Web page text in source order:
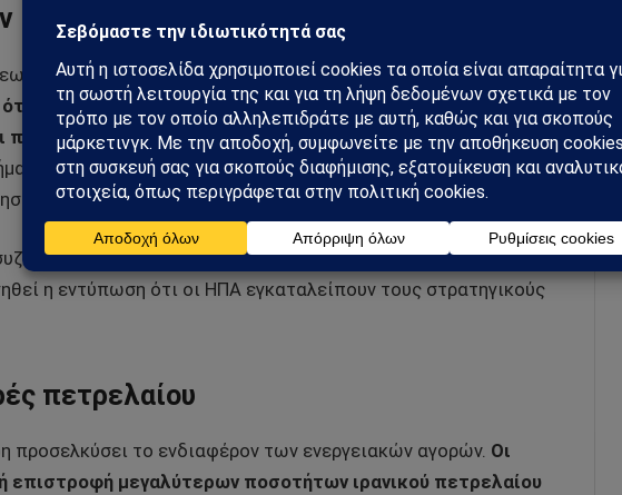
αποτελεί η άρση ή η χαλάρωση μέρους των αμερικανικών
ότι οποιαδήποτε συμφωνία θα πρέπει να συνοδεύεται από
πρόσβαση σε δεσμευμένα κεφάλαια.Παράλληλα, η Τεχεράνη
του διεθνούς χρηματοπιστωτικού συστήματος, κάτι που
στην οικονομική δραστηριότητα της χώρας.
επικεντρώνεται στο εύρος των παραχωρήσεων που
η εντύπωση ότι οι ΗΠΑ εγκαταλείπουν τους στρατηγικούς
πετρελαίου
προσελκύσει το ενδιαφέρον των ενεργειακών αγορών. Οι
επιστροφή μεγαλύτερων ποσοτήτων ιρανικού πετρελαίου